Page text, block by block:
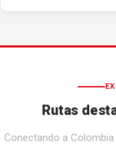
Rutas
Conectando a